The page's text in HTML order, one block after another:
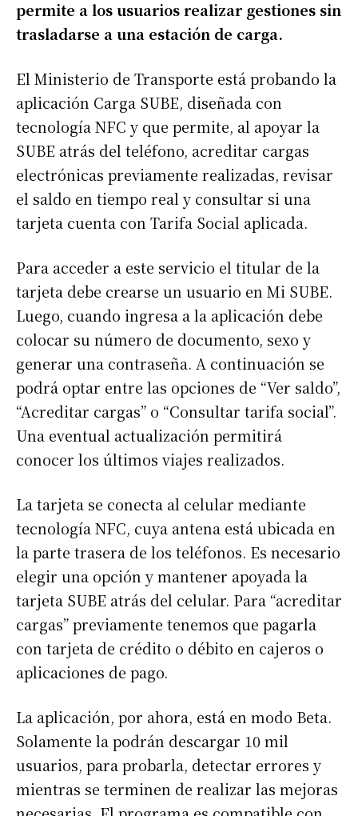
permite a los usuarios realizar gestiones sin
trasladarse a una estación de carga.
El Ministerio de Transporte está probando la
aplicación Carga SUBE, diseñada con
tecnología NFC y que permite, al apoyar la
SUBE atrás del teléfono, acreditar cargas
electrónicas previamente realizadas, revisar
el saldo en tiempo real y consultar si una
tarjeta cuenta con Tarifa Social aplicada.
Para acceder a este servicio el titular de la
tarjeta debe crearse un usuario en Mi SUBE.
Luego, cuando ingresa a la aplicación debe
colocar su número de documento, sexo y
generar una contraseña. A continuación se
podrá optar entre las opciones de “Ver saldo”,
“Acreditar cargas” o “Consultar tarifa social”.
Una eventual actualización permitirá
conocer los últimos viajes realizados.
La tarjeta se conecta al celular mediante
tecnología NFC, cuya antena está ubicada en
la parte trasera de los teléfonos. Es necesario
elegir una opción y mantener apoyada la
tarjeta SUBE atrás del celular. Para “acreditar
cargas” previamente tenemos que pagarla
con tarjeta de crédito o débito en cajeros o
aplicaciones de pago.
La aplicación, por ahora, está en modo Beta.
Solamente la podrán descargar 10 mil
usuarios, para probarla, detectar errores y
mientras se terminen de realizar las mejoras